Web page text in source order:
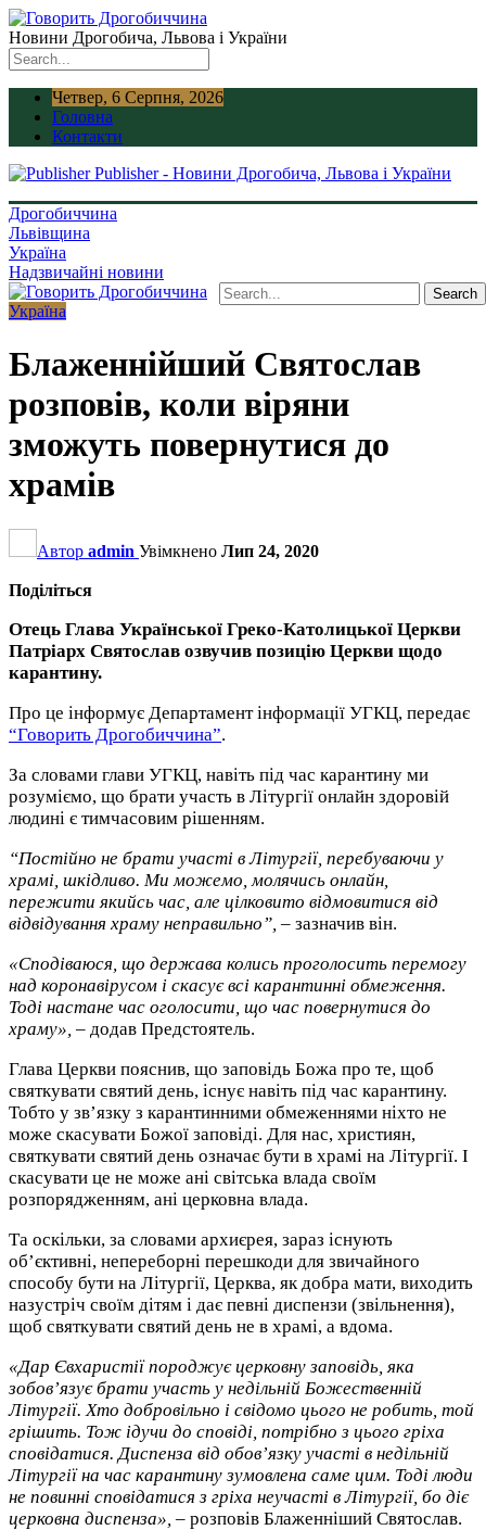
Новини Дрогобича, Львова і України
Четвер, 6 Серпня, 2026
Головна
Контакти
Publisher - Новини Дрогобича, Львова і України
Дрогобиччина
Львівщина
Україна
Надзвичайні новини
Україна
Блаженнійший Святослав
розповів, коли віряни
зможуть повернутися до
храмів
Автор admin Увімкнено Лип 24, 2020
Поділіться
Отець Глава Української Греко-Католицької Церкви
Патріарх Святослав озвучив позицію Церкви щодо
карантину.
Про це інформує Департамент інформації УГКЦ, передає
“Говорить Дрогобиччина”.
За словами глави УГКЦ, навіть під час карантину ми
розуміємо, що брати участь в Літургії онлайн здоровій
людині є тимчасовим рішенням.
“Постійно не брати участі в Літургії, перебуваючи у
храмі, шкідливо. Ми можемо, молячись онлайн,
пережити якийсь час, але цілковито відмовитися від
відвідування храму неправильно”, – зазначив він.
«Сподіваюся, що держава колись проголосить перемогу
над коронавірусом і скасує всі карантинні обмеження.
Тоді настане час оголосити, що час повернутися до
храму», – додав Предстоятель.
Глава Церкви пояснив, що заповідь Божа про те, щоб
святкувати святий день, існує навіть під час карантину.
Тобто у зв’язку з карантинними обмеженнями ніхто не
може скасувати Божої заповіді. Для нас, християн,
святкувати святий день означає бути в храмі на Літургії. І
скасувати це не може ані світська влада своїм
розпорядженням, ані церковна влада.
Та оскільки, за словами архиєрея, зараз існують
об’єктивні, непереборні перешкоди для звичайного
способу бути на Літургії, Церква, як добра мати, виходить
назустріч своїм дітям і дає певні диспензи (звільнення),
щоб святкувати святий день не в храмі, а вдома.
«Дар Євхаристії породжує церковну заповідь, яка
зобов’язує брати участь у недільній Божественній
Літургії. Хто добровільно і свідомо цього не робить, той
грішить. Тож ідучи до сповіді, потрібно з цього гріха
сповідатися. Диспенза від обов’язку участі в недільній
Літургії на час карантину зумовлена саме цим. Тоді люди
не повинні сповідатися з гріха неучасті в Літургії, бо діє
церковна диспенза», – розповів Блаженніший Святослав.